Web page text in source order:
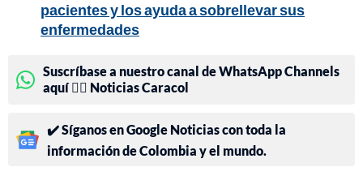
pacientes y los ayuda a sobrellevar sus
enfermedades
Suscríbase a nuestro canal de WhatsApp Channels
aquí 👉🏻 Noticias Caracol
✔️ Síganos en Google Noticias con toda la
información de Colombia y el mundo.